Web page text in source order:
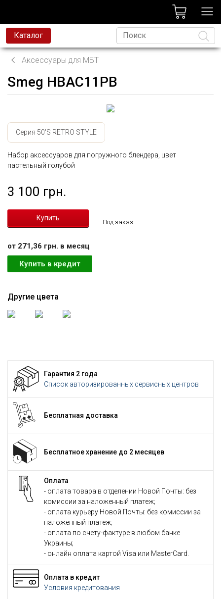
Каталог
Аксессуары для МБТ
Smeg HBAC11PB
Серия 50'S RETRO STYLE
Набор аксессуаров для погружного блендера, цвет
пастельный голубой
3 100 грн.
Под заказ
от 271,36 грн. в месяц
Купить в кредит
Другие цвета
Гарантия 2 года
Список авторизированных сервисных центров
Бесплатная доставка
Бесплатное хранение до 2 месяцев
Оплата
- оплата товара в отделении Новой Почты: без
комиссии за наложенный платеж;
- оплата курьеру Новой Почты: без комиссии за
наложенный платеж;
- оплата по счету-фактуре в любом банке
Украины;
- онлайн оплата картой Visa или MasterCard.
Оплата в кредит
Условия кредитования